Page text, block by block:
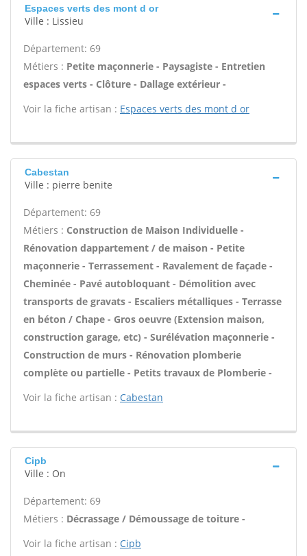
Espaces verts des mont d or
Ville : Lissieu
Département: 69
Métiers : Petite maçonnerie - Paysagiste - Entretien
espaces verts - Clôture - Dallage extérieur -
Voir la fiche artisan : Espaces verts des mont d or
Cabestan
Ville : pierre benite
Département: 69
Métiers : Construction de Maison Individuelle -
Rénovation dappartement / de maison - Petite
maçonnerie - Terrassement - Ravalement de façade -
Cheminée - Pavé autobloquant - Démolition avec
transports de gravats - Escaliers métalliques - Terrasse
en béton / Chape - Gros oeuvre (Extension maison,
construction garage, etc) - Surélévation maçonnerie -
Construction de murs - Rénovation plomberie
complète ou partielle - Petits travaux de Plomberie -
Voir la fiche artisan : Cabestan
Cipb
Ville : On
Département: 69
Métiers : Décrassage / Démoussage de toiture -
Voir la fiche artisan : Cipb